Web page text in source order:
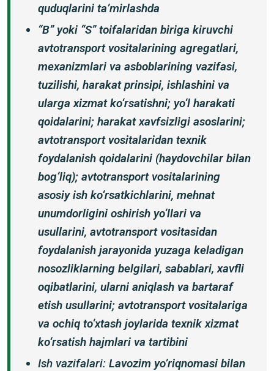
quduqlarini ta’mirlashda
“B” yoki “S” toifalaridan biriga kiruvchi
avtotransport vositalarining agregatlari,
mexanizmlari va asboblarining vazifasi,
tuzilishi, harakat prinsipi, ishlashini va
ularga xizmat ko‘rsatishni; yo‘l harakati
qoidalarini; harakat xavfsizligi asoslarini;
avtotransport vositalaridan texnik
foydalanish qoidalarini (haydovchilar bilan
bog‘liq); avtotransport vositalarining
asosiy ish ko‘rsatkichlarini, mehnat
unumdorligini oshirish yo‘llari va
usullarini, avtotransport vositasidan
foydalanish jarayonida yuzaga keladigan
nosozliklarning belgilari, sabablari, xavfli
oqibatlarini, ularni aniqlash va bartaraf
etish usullarini; avtotransport vositalariga
va ochiq to‘xtash joylarida texnik xizmat
ko‘rsatish hajmlari va tartibini
Ish vazifalari: Lavozim yoʼriqnomasi bilan